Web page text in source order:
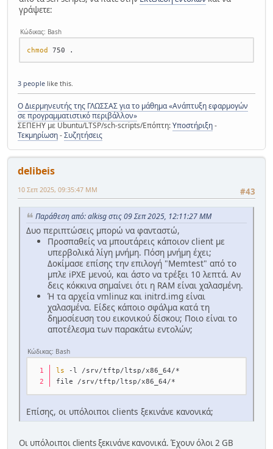
γράψετε:
Κώδικας: Bash
chmod
3 people like this.
Ο Διερμηνευτής της ΓΛΩΣΣΑΣ για το μάθημα «Ανάπτυξη εφαρμογών
σε προγραμματιστικό περιβάλλον»
ΣΕΠΕΗΥ με Ubuntu/LTSP/sch-scripts/Επόπτη:Υποστήριξη-
Τεκμηρίωση-Συζητήσεις
delibeis
#43
10 Σεπ 2025, 09:35:47 ΜΜ
Παράθεση από: alkisg στις 09 Σεπ 2025, 12:11:27 ΜΜ
Δυο περιπτώσεις μπορώ να φανταστώ,
Προσπαθείς να μπουτάρεις κάποιον client με
υπερβολικά λίγη μνήμη. Πόση μνήμη έχει;
Δοκίμασε επίσης την επιλογή "Memtest" από το
μπλε iPXE μενού, και άστο να τρέξει 10 λεπτά. Αν
δεις κόκκινα σημαίνει ότι η RAM είναι χαλασμένη.
Ή τα αρχεία vmlinuz και initrd.img είναι
χαλασμένα. Είδες κάποιο σφάλμα κατά τη
δημοσίευση του εικονικού δίσκου; Ποιο είναι το
αποτέλεσμα των παρακάτω εντολών;
Κώδικας: Bash
ls -l /srv/tftp/ltsp/x86_64/*
file /srv/tftp/ltsp/x86_64/*
Επίσης, οι υπόλοιποι clients ξεκινάνε κανονικά;
Οι υπόλοιποι clients ξεκινάνε κανονικά. Έχουν όλοι 2 GB